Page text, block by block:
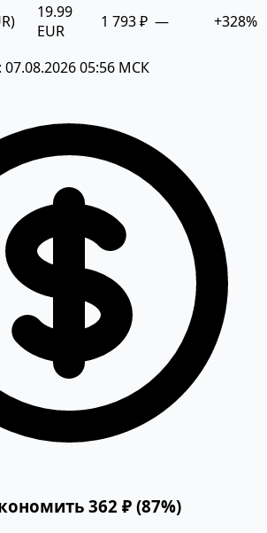
19.99
EUR
1 793 ₽ — +328%
05:56 МСК
362 ₽ (87%)